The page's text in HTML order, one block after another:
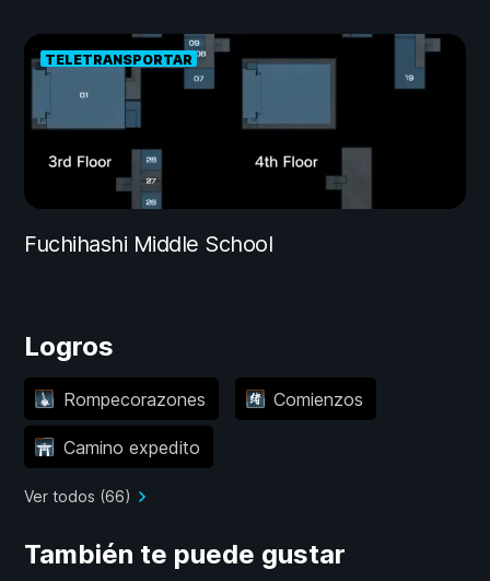
TELETRANSPORTAR
Fuchihashi Middle School
Logros
Rompecorazones Comienzos
Camino expedito
Ver todos (66)
También te puede gustar